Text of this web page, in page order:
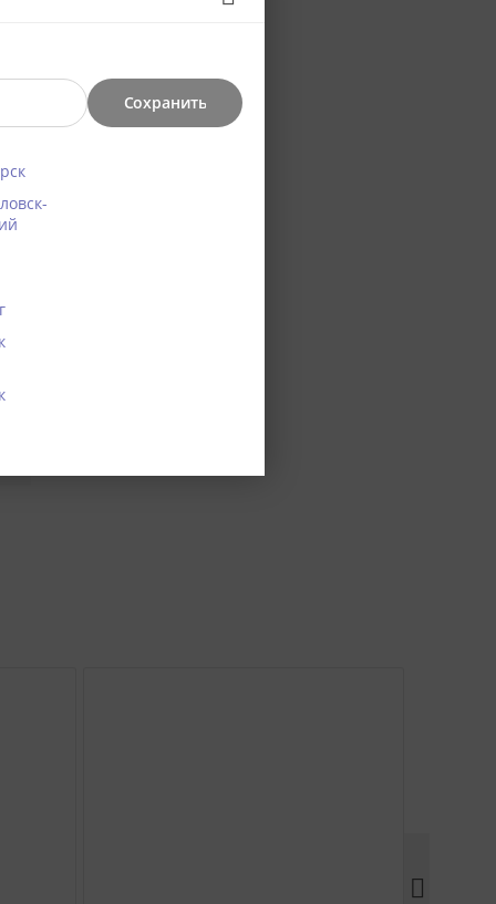

Сохранить